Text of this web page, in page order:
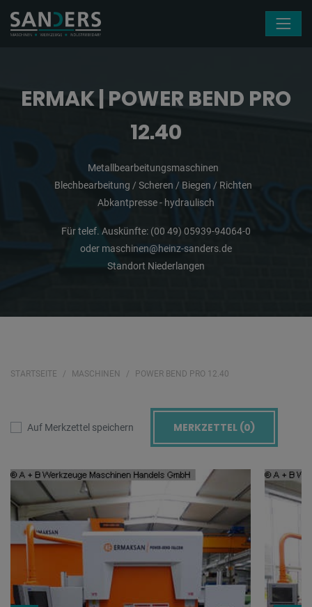
ERMAK | POWER BEND PRO
12.40
Metallbearbeitungsmaschinen
Blechbearbeitung / Scheren / Biegen / Richten
Abkantpresse - hydraulisch
Für telef. Auskünfte: (00 49) 05939-94064-0
oder maschinen@heinz-sanders.de
Standort Niederlangen
STARTSEITE MASCHINEN POWER BEND PRO 12.40
Auf Merkzettel speichern MERKZETTEL (0)